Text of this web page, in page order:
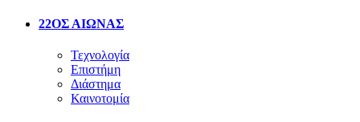
22ΟΣ ΑΙΩΝΑΣ
Τεχνολογία
Επιστήμη
Διάστημα
Καινοτομία